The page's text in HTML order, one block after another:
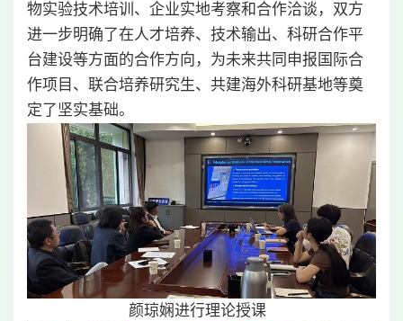
物实验技术培训、企业实地考察和合作洽谈，双方
进一步明确了在人才培养、技术输出、科研合作平
台建设等方面的合作方向，为未来共同申报国际合
作项目、联合培养研究生、共建海外科研基地等奠
定了坚实基础。
颜琼娴进行理论授课